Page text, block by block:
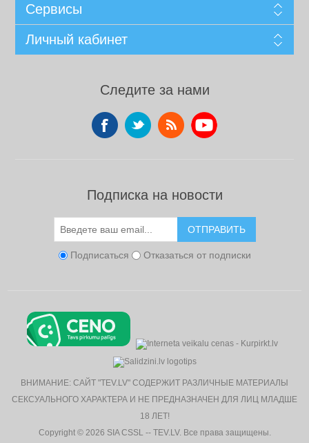
Сервисы
Личный кабинет
Следите за нами
Подписка на новости
ОТПРАВИТЬ
Подписаться Отказаться от подписки
ВНИМАНИЕ: САЙТ "TEV.LV" СОДЕРЖИТ РАЗЛИЧНЫЕ МАТЕРИАЛЫ
СЕКСУАЛЬНОГО ХАРАКТЕРА И НЕ ПРЕДНАЗНАЧЕН ДЛЯ ЛИЦ МЛАДШЕ
18 ЛЕТ!
Copyright © 2026 SIA CSSL -- TEV.LV. Все права защищены.